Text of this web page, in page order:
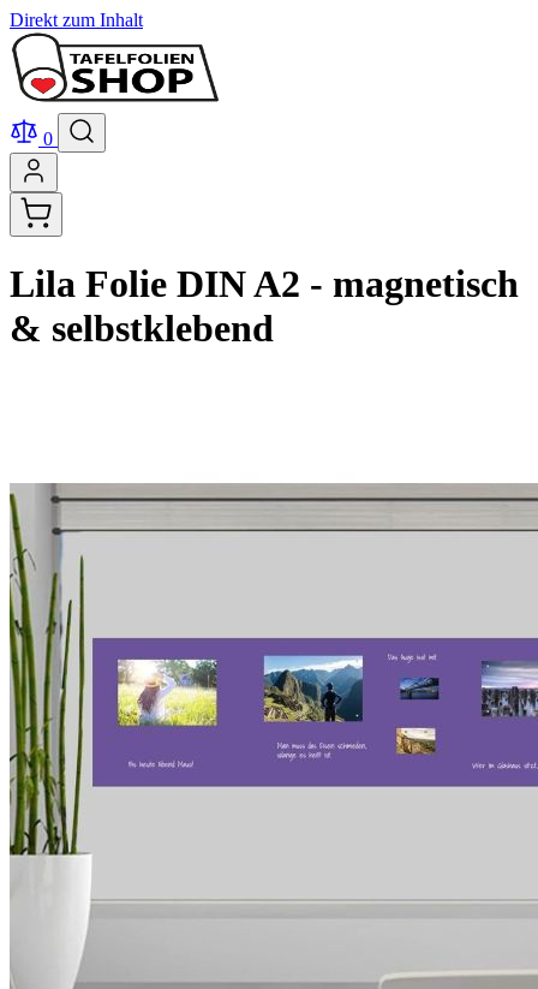
Direkt zum Inhalt
0
Lila Folie DIN A2 - magnetisch
& selbstklebend